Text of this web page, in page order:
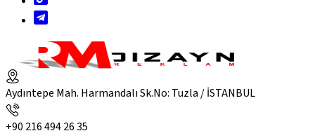
Aydıntepe Mah. Harmandalı Sk.No: Tuzla / İSTANBUL
+90 216 494 26 35